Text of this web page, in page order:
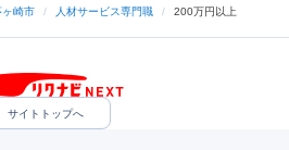
ヶ崎市 / 人材サービス専門職 / 200万円以上
サイトトップへ